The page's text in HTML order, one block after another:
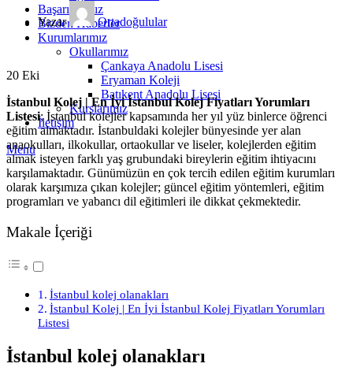
Başarılarımız
Bizden Haberler
Kurumlarımız
Okullarımız
Çankaya Anadolu Lisesi
Eryaman Koleji
Batıkent Anadolu Lisesi
Kurslarımız
İletişim
Menu
Yazar Ortadoğulular
20 Eki
İstanbul Kolej | En İyi İstanbul Kolej Fiyatları Yorumları
Listesi; İstanbul kolejler kapsamında her yıl yüz binlerce öğrenci
eğitim almaktadır. İstanbuldaki kolejler bünyesinde yer alan
anaokulları, ilkokullar, ortaokullar ve liseler, kolejlerden eğitim
almak isteyen farklı yaş grubundaki bireylerin eğitim ihtiyacını
karşılamaktadır. Günümüzün en çok tercih edilen eğitim kurumları
olarak karşımıza çıkan kolejler; güncel eğitim yöntemleri, eğitim
programları ve yabancı dil eğitimleri ile dikkat çekmektedir.
Makale İçeriği
İstanbul kolej olanakları
İstanbul Kolej | En İyi İstanbul Kolej Fiyatları Yorumları
Listesi
İstanbul kolej olanakları